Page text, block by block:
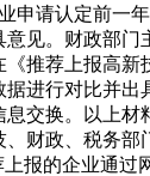
申请认定前一
见。财政部门
推荐上报高
进行对比并
交换。
以上材
财政、税务
报的企业通